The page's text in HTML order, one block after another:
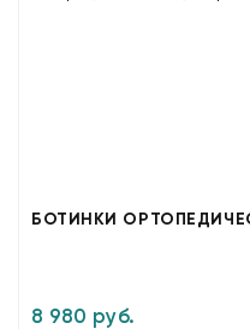
БОТИНКИ
8 980 руб.